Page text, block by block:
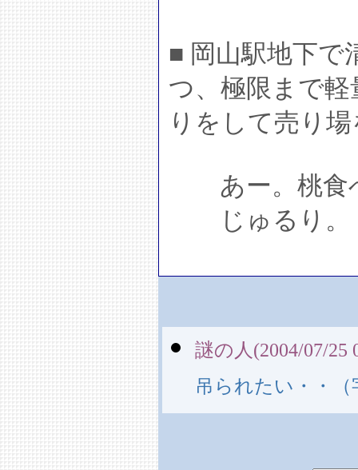
■ 岡山駅地下で
つ、極限まで
りをして売り
あー。桃食
じゅるり。
謎の人(2004/07/25
吊られたい・・（